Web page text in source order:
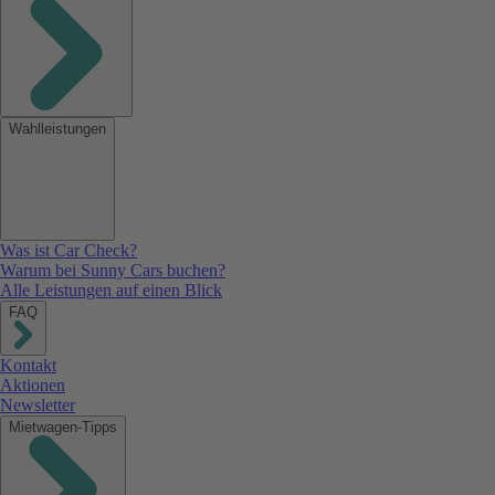
Wahlleistungen
Was ist Car Check?
Warum bei Sunny Cars buchen?
Alle Leistungen auf einen Blick
FAQ
Kontakt
Aktionen
Newsletter
Mietwagen-Tipps